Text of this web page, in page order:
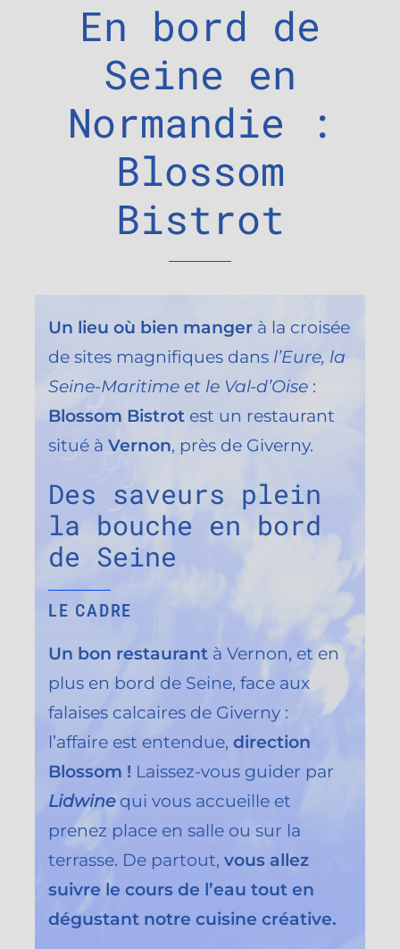
En bord de
Seine en
Normandie :
Blossom
Bistrot
Un lieu où bien mangerà la croisée
de sites magnifiques dans l’Eure, la
Seine-Maritime et le Val-d’Oise:
Blossom Bistrotest un restaurant
situé à Vernon, près de Giverny.
Des saveurs plein
la bouche en bord
de Seine
LE CADRE
Un bon restaurantà Vernon, et en
plus en bord de Seine, face aux
falaises calcaires de Giverny :
l’affaire est entendue, direction
Blossom ! Laissez-vous guider par
Lidwinequi vous accueille et
prenez place en salle ou sur la
terrasse. De partout, vous allez
suivre le cours de l’eau tout en
dégustant notre cuisine créative.